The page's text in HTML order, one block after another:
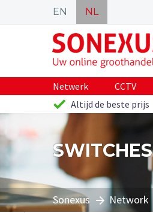
EN NL
Netwerk CCTV
Altijd de beste prijs
SWITCHES
Sonexus Network